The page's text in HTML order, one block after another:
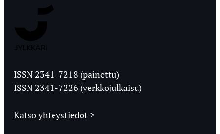
Ylioppilaslehti
ISSN 2341-7218 (painettu)
ISSN 2341-7226 (verkkojulkaisu)
Katso yhteystiedot >